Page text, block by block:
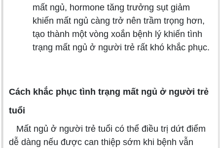
mất ngủ, hormone tăng trưởng sụt giảm
khiến mất ngủ càng trở nên trầm trọng hơn,
tạo thành một vòng xoắn bệnh lý khiến tình
trạng mất ngủ ở người trẻ rất khó khắc phục.
Cách khắc phục tình trạng mất ngủ ở người trẻ
tuổi
Mất ngủ ở người trẻ tuổi có thể điều trị dứt điểm
dễ dàng nếu được can thiệp sớm khi bệnh vẫn